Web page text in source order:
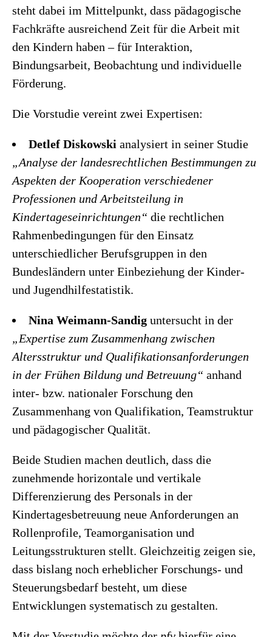
steht dabei im Mittelpunkt, dass pädagogische
Fachkräfte ausreichend Zeit für die Arbeit mit
den Kindern haben – für Interaktion,
Bindungsarbeit, Beobachtung und individuelle
Förderung.
Die Vorstudie vereint zwei Expertisen:
Detlef Diskowski analysiert in seiner Studie
„Analyse der landesrechtlichen Bestimmungen zu
Aspekten der Kooperation verschiedener
Professionen und Arbeitsteilung in
Kindertageseinrichtungen“ die rechtlichen
Rahmenbedingungen für den Einsatz
unterschiedlicher Berufsgruppen in den
Bundesländern unter Einbeziehung der Kinder-
und Jugendhilfestatistik.
Nina Weimann-Sandig untersucht in der
„Expertise zum Zusammenhang zwischen
Altersstruktur und Qualifikationsanforderungen
in der Frühen Bildung und Betreuung“ anhand
inter- bzw. nationaler Forschung den
Zusammenhang von Qualifikation, Teamstruktur
und pädagogischer Qualität.
Beide Studien machen deutlich, dass die
zunehmende horizontale und vertikale
Differenzierung des Personals in der
Kindertagesbetreuung neue Anforderungen an
Rollenprofile, Teamorganisation und
Leitungsstrukturen stellt. Gleichzeitig zeigen sie,
dass bislang noch erheblicher Forschungs- und
Steuerungsbedarf besteht, um diese
Entwicklungen systematisch zu gestalten.